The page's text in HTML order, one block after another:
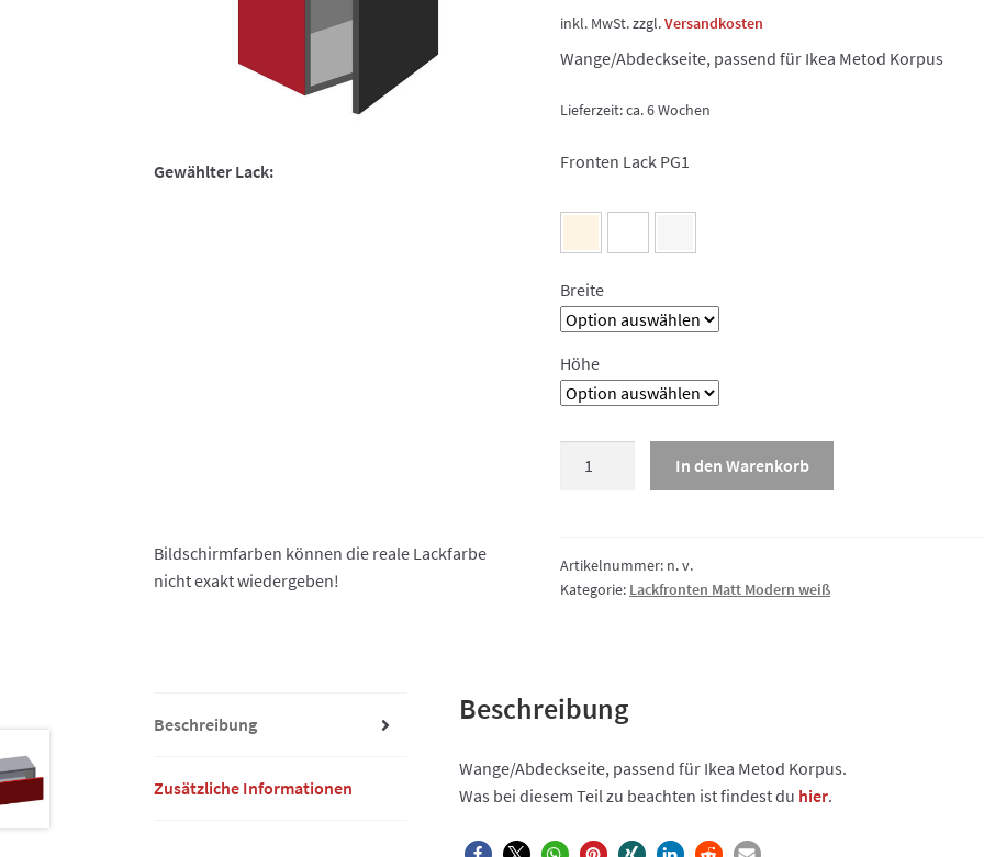
Gewählter Lack:
Bildschirmfarben können die reale Lackfarbe
nicht exakt wiedergeben!
inkl. MwSt.zzgl.Versandkosten
Wange/Abdeckseite, passend für Ikea Metod Korpus
Lieferzeit:ca. 6 Wochen
Fronten Lack PG1
Breite
Höhe
Wange/Abdeckseite
Menge
In den Warenkorb
Artikelnummer: n. v.
Kategorie: Lackfronten Matt Modern weiß
Beschreibung
Zusätzliche Informationen
Beschreibung
Wange/Abdeckseite, passend für Ikea Metod Korpus.
Was bei diesem Teil zu beachten ist findest du hier.